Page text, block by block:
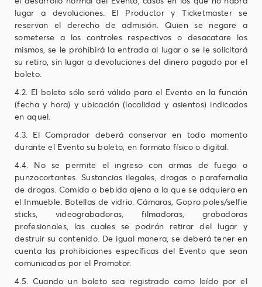
lugar a devoluciones. El Productor y Ticketmaster se
reservan el derecho de admisión. Quien se negare a
someterse a los controles respectivos o desacatare los
mismos, se le prohibirá la entrada al lugar o se le solicitará
su retiro, sin lugar a devoluciones del dinero pagado por el
boleto.
4.2. El boleto sólo será válido para el Evento en la función
(fecha y hora) y ubicación (localidad y asientos) indicados
en aquel.
4.3. El Comprador deberá conservar en todo momento
durante el Evento su boleto, en formato físico o digital.
4.4. No se permite el ingreso con armas de fuego o
punzocortantes. Sustancias ilegales, drogas o parafernalia
de drogas. Comida o bebida ajena a la que se adquiera en
el Inmueble. Botellas de vidrio. Cámaras, Gopro poles/selfie
sticks, videograbadoras, filmadoras, grabadoras
profesionales, las cuales se podrán retirar del lugar y
destruir su contenido. De igual manera, se deberá tener en
cuenta las prohibiciones específicas del Evento que sean
comunicadas por el Promotor.
4.5. Cuando un boleto sea registrado como leído por el